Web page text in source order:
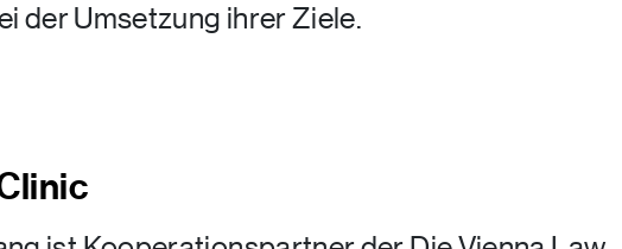
der Umsetzung ihrer Ziele.